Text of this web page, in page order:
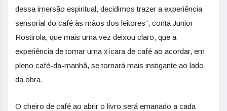
dessa imersão espiritual, decidimos trazer a experiência
sensorial do café às mãos dos leitores”, conta Junior
Rostirola, que mais uma vez deixou claro, que a
experiência de tomar uma xícara de café ao acordar, em
pleno café-da-manhã, se tornará mais instigante ao lado
da obra.
O cheiro de café ao abrir o livro será emanado a cada